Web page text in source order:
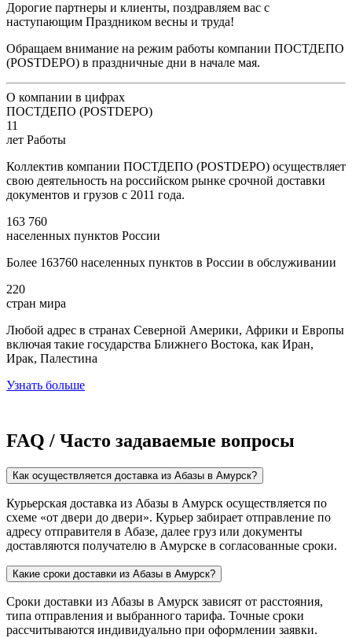
Дорогие партнеры и клиенты, поздравляем вас с
наступающим Праздником весны и труда!
Обращаем внимание на режим работы компании ПОСТДЕПО
(POSTDEPO) в праздничные дни в начале мая.
О компании в цифрах
ПОСТДЕПО (POSTDEPO)
11
лет Работы
Коллектив компании ПОСТДЕПО (POSTDEPO) осуществляет
свою деятельность на российском рынке срочной доставки
документов и грузов с 2011 года.
163 760
населенных пунктов России
Более 163760 населенных пунктов в России в обслуживании
220
стран мира
Любой адрес в странах Северной Америки, Африки и Европы
включая такие государства Ближнего Востока, как Иран,
Ирак, Палестина
Узнать больше
FAQ / Часто задаваемые вопросы
Как осуществляется доставка из Абазы в Амурск?
Курьерская доставка из Абазы в Амурск осуществляется по
схеме «от двери до двери». Курьер забирает отправление по
адресу отправителя в Абазе, далее груз или документы
доставляются получателю в Амурске в согласованные сроки.
Какие сроки доставки из Абазы в Амурск?
Сроки доставки из Абазы в Амурск зависят от расстояния,
типа отправления и выбранного тарифа. Точные сроки
рассчитываются индивидуально при оформлении заявки.